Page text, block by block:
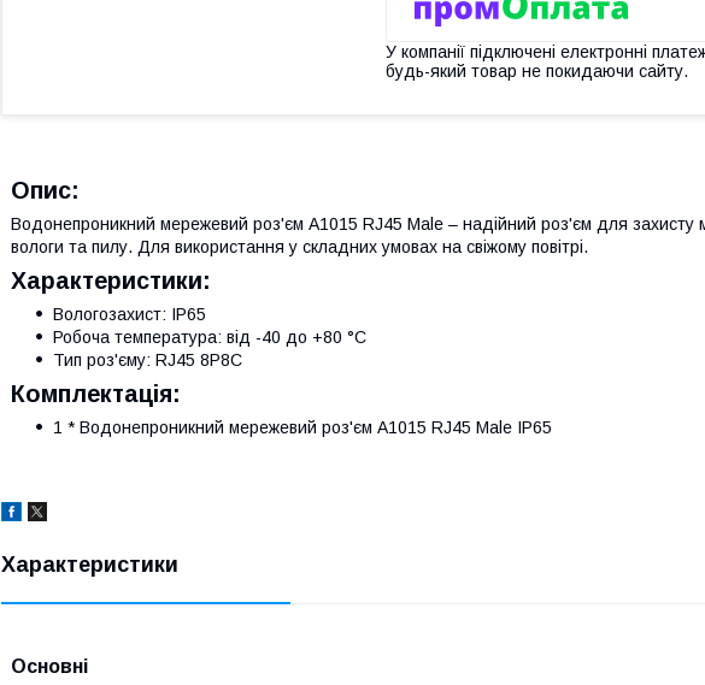
У компанії підключені електронні
будь-який товар не покидаючи сайту.
Опис:
Водонепроникний мережевий роз'єм A1015 RJ45 Male – надійний роз'єм для захисту
вологи та пилу. Для використання у складних умовах на свіжому повітрі.
Характеристики:
Вологозахист: IP65
Робоча температура: від -40 до +80 °C
Тип роз'єму: RJ45 8P8C
Комплектація:
1 * Водонепроникний мережевий роз'єм A1015 RJ45 Male IP65
Характеристики
Основні